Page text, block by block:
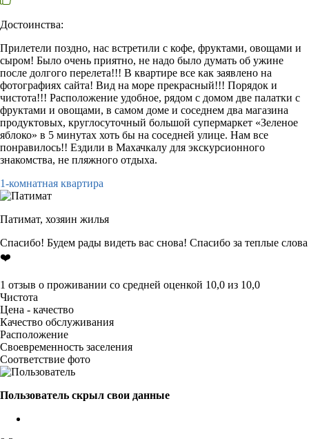
Достоинства:
Прилетели поздно, нас встретили с кофе, фруктами, овощами и
сыром! Было очень приятно, не надо было думать об ужине
после долгого перелета!!! В квартире все как заявлено на
фотографиях сайта! Вид на море прекрасный!!! Порядок и
чистота!!! Расположение удобное, рядом с домом две палатки с
фруктами и овощами, в самом доме и соседнем два магазина
продуктовых, круглосуточный большой супермаркет «Зеленое
яблоко» в 5 минутах хоть бы на соседней улице. Нам все
понравилось!! Ездили в Махачкалу для экскурсионного
знакомства, не пляжного отдыха.
1-комнатная квартира
Патимат, хозяин жилья
Спасибо! Будем рады видеть вас снова! Спасибо за теплые слова
❤️
1 отзыв о проживании со средней оценкой 10,0 из 10,0
Чистота
Цена - качество
Качество обслуживания
Расположение
Своевременность заселения
Соответствие фото
Пользователь скрыл свои данные